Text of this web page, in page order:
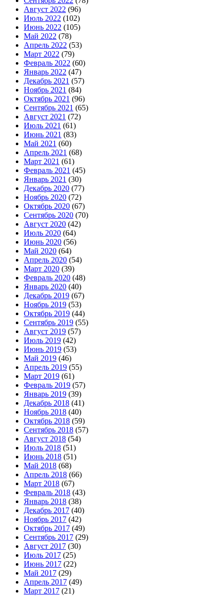
Август 2022 (96)
Июль 2022 (102)
Июнь 2022 (105)
Май 2022 (78)
Апрель 2022 (53)
Март 2022 (79)
Февраль 2022 (60)
Январь 2022 (47)
Декабрь 2021 (57)
Ноябрь 2021 (84)
Октябрь 2021 (96)
Сентябрь 2021 (65)
Август 2021 (72)
Июль 2021 (61)
Июнь 2021 (83)
Май 2021 (60)
Апрель 2021 (68)
Март 2021 (61)
Февраль 2021 (45)
Январь 2021 (30)
Декабрь 2020 (77)
Ноябрь 2020 (72)
Октябрь 2020 (67)
Сентябрь 2020 (70)
Август 2020 (42)
Июль 2020 (64)
Июнь 2020 (56)
Май 2020 (64)
Апрель 2020 (54)
Март 2020 (39)
Февраль 2020 (48)
Январь 2020 (40)
Декабрь 2019 (67)
Ноябрь 2019 (53)
Октябрь 2019 (44)
Сентябрь 2019 (55)
Август 2019 (57)
Июль 2019 (42)
Июнь 2019 (53)
Май 2019 (46)
Апрель 2019 (55)
Март 2019 (61)
Февраль 2019 (57)
Январь 2019 (39)
Декабрь 2018 (41)
Ноябрь 2018 (40)
Октябрь 2018 (59)
Сентябрь 2018 (57)
Август 2018 (54)
Июль 2018 (51)
Июнь 2018 (51)
Май 2018 (68)
Апрель 2018 (66)
Март 2018 (67)
Февраль 2018 (43)
Январь 2018 (38)
Декабрь 2017 (40)
Ноябрь 2017 (42)
Октябрь 2017 (49)
Сентябрь 2017 (29)
Август 2017 (30)
Июль 2017 (25)
Июнь 2017 (22)
Май 2017 (29)
Апрель 2017 (49)
Март 2017 (21)